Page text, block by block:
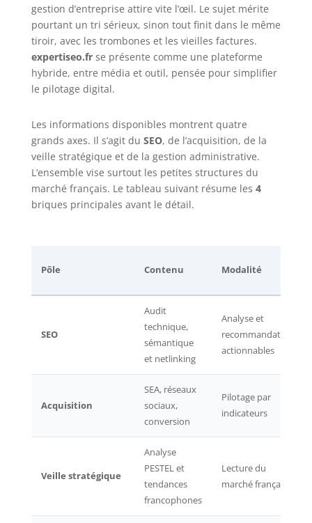
gestion d’entreprise attire vite l’œil. Le sujet mérite
pourtant un tri sérieux, sinon tout finit dans le même
tiroir, avec les trombones et les vieilles factures.
expertiseo.frse présente comme une plateforme
hybride, entre média et outil, pensée pour simplifier
le pilotage digital.
Les informations disponibles montrent quatre
grands axes. Il s’agit du SEO, de l’acquisition, de la
veille stratégique et de la gestion administrative.
L’ensemble vise surtout les petites structures du
marché français. Le tableau suivant résume les 4
briques principales avant le détail.
Pôle Contenu Modalité
SEO
Audit
technique,
sémantique
et netlinking
Analyse et
recommandations
actionnables
Acquisition
SEA, réseaux
sociaux,
conversion
Pilotage par
indicateurs
Veille stratégique
Analyse
PESTEL et
tendances
francophones
Lecture du
marché français